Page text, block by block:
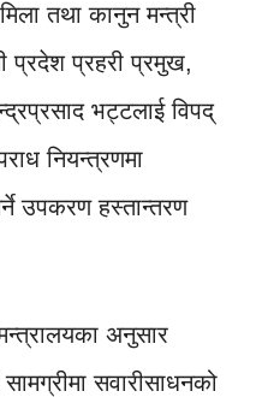
तथा कानुन मन्त्री
प्रदेश प्रहरी प्रमुख,
भट्टलाई विपद्
नियन्त्रणमा
उपकरण हस्तान्तरण
अनुसार
सवारीसाधनको